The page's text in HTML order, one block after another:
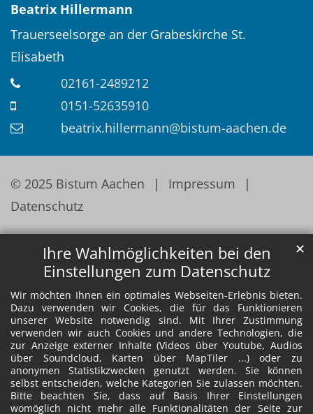
Ihre Wahlmöglichkeiten bei den
Einstellungen zum Datenschutz
Wir möchten Ihnen ein optimales Webseiten-Erlebnis bieten.
Dazu verwenden wir Cookies, die für das Funktionieren
unserer Website notwendig sind. Mit Ihrer Zustimmung
verwenden wir auch Cookies und andere Technologien, die
zur Anzeige externer Inhalte (Videos über Youtube, Audios
über Soundcloud, Karten über MapTiler ...) oder zu
anonymen Statistikzwecken genutzt werden. Sie können
selbst entscheiden, welche Kategorien Sie zulassen möchten.
Bitte beachten Sie, dass auf Basis Ihrer Einstellungen
womöglich nicht mehr alle Funktionalitäten der Seite zur
✕
Beatrix Hillermann
Trauerseelsorge an der Grabeskirche St.
Elisabeth
02161-2489212
0151-52635910
beatrix.hillermann@bistum-aachen.de
© 2025 Bistum Aachen
Impressum
Datenschutz